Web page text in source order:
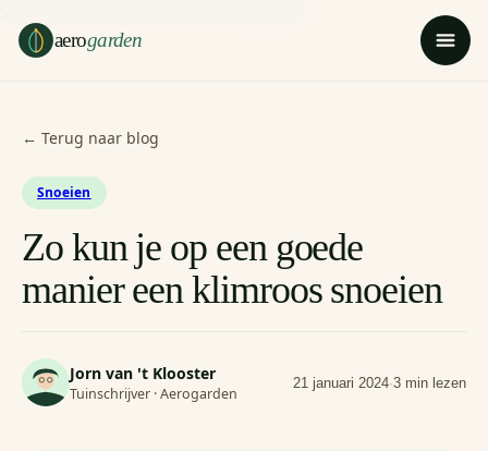
aerogarden
← Terug naar blog
Snoeien
Zo kun je op een goede
manier een klimroos snoeien
Jorn van 't Klooster
Tuinschrijver · Aerogarden
21 januari 2024·3 min lezen